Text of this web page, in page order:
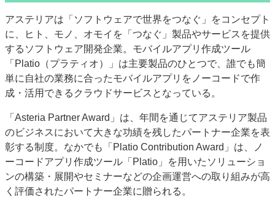
アステリアは「ソフトウェアで世界をつなぐ」をコンセプト
に、ヒト、モノ、オモイを「つなぐ」製品やサービスを提供
するソフトウェア開発企業。モバイルアプリ作成ツール
「Platio（プラティオ）」は主要製品のひとつで、誰でも簡
単に自社の業務に合ったモバイルアプリをノーコードで作
成・活用できるクラウドサービスとなっている。
「Asteria Partner Award」は、年間を通じてアステリア製品
のビジネスにおいて大きな功績を残したパートナー企業を表
彰する制度。なかでも「Platio Contribution Award」は、ノ
ーコードアプリ作成ツール「Platio」を用いたソリューショ
ンの構築・展開やセミナーなどの企画運営への取り組みが高
く評価されたパートナー企業に贈られる。